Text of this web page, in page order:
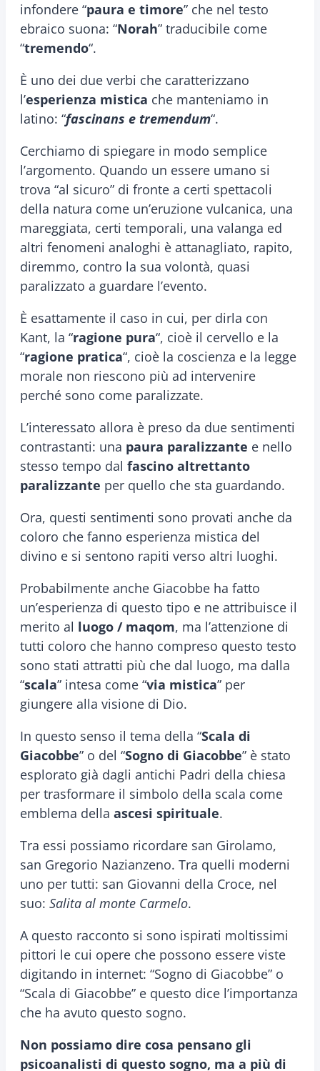
infondere “paura e timore” che nel testo
ebraico suona: “Norah” traducibile come
“tremendo“.
È uno dei due verbi che caratterizzano
l’esperienza mistica che manteniamo in
latino: “fascinans e tremendum“.
Cerchiamo di spiegare in modo semplice
l’argomento. Quando un essere umano si
trova “al sicuro” di fronte a certi spettacoli
della natura come un’eruzione vulcanica, una
mareggiata, certi temporali, una valanga ed
altri fenomeni analoghi è attanagliato, rapito,
diremmo, contro la sua volontà, quasi
paralizzato a guardare l’evento.
È esattamente il caso in cui, per dirla con
Kant, la “ragione pura“, cioè il cervello e la
“ragione pratica“, cioè la coscienza e la legge
morale non riescono più ad intervenire
perché sono come paralizzate.
L’interessato allora è preso da due sentimenti
contrastanti: una paura paralizzante e nello
stesso tempo dal fascino altrettanto
paralizzante per quello che sta guardando.
Ora, questi sentimenti sono provati anche da
coloro che fanno esperienza mistica del
divino e si sentono rapiti verso altri luoghi.
Probabilmente anche Giacobbe ha fatto
un’esperienza di questo tipo e ne attribuisce il
merito al luogo / maqom, ma l’attenzione di
tutti coloro che hanno compreso questo testo
sono stati attratti più che dal luogo, ma dalla
“scala” intesa come “via mistica” per
giungere alla visione di Dio.
In questo senso il tema della “Scala di
Giacobbe” o del “Sogno di Giacobbe” è stato
esplorato già dagli antichi Padri della chiesa
per trasformare il simbolo della scala come
emblema della ascesi spirituale.
Tra essi possiamo ricordare san Girolamo,
san Gregorio Nazianzeno. Tra quelli moderni
uno per tutti: san Giovanni della Croce, nel
suo: Salita al monte Carmelo.
A questo racconto si sono ispirati moltissimi
pittori le cui opere che possono essere viste
digitando in internet: “Sogno di Giacobbe” o
“Scala di Giacobbe” e questo dice l’importanza
che ha avuto questo sogno.
Non possiamo dire cosa pensano gli
psicoanalisti di questo sogno, ma a più di